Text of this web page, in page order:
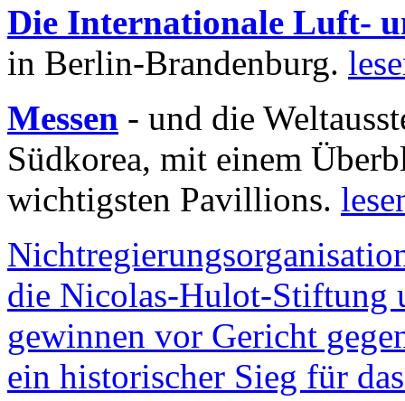
Die Internationale Luft-
in Berlin-Brandenburg.
Messen - und die
Südkorea, mit einem
wichtigsten Pavillions.
die Nicolas-Hulot-Stiftung
gewinnen vor Gericht
ein historischer Sieg für